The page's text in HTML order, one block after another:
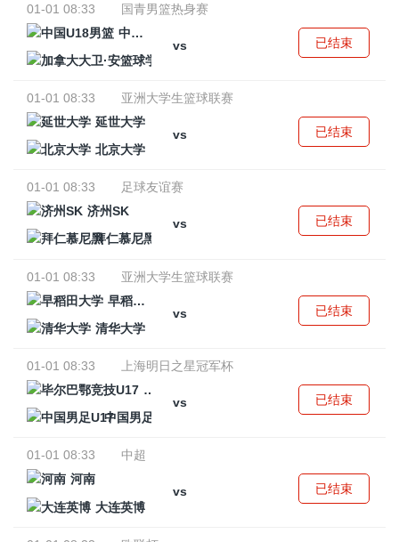
01-01 08:33
国青男篮热身赛
中国U18男篮
vs
已结束
01-01 08:33
亚洲大学生篮球联赛
延世大学
vs
北京大学
已结束
01-01 08:33
足球友谊赛
济州SK
vs
拜仁慕尼黑
已结束
01-01 08:33
亚洲大学生篮球联赛
早稻田大学
vs
清华大学
已结束
01-01 08:33
上海明日之星冠军杯
毕尔巴鄂竞技U17
vs
中国男足U17
已结束
01-01 08:33
中超
河南
vs
大连英博
已结束